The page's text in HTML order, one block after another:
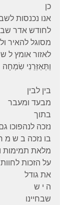
כן
אנו נכנסות
לחודש אדר
מסוגל להאיר
לאזור אומץ ל
וַתְּאַזְּרֵנִי שִׂמְחָה
בין לבין
מבעד ומעבר
בתוך
נזכה לנהפוכו
בו נזכה ב ש מ
מלאת תמימות
על הזכות לחוות
את גודל
ה י ש
שבחיינו